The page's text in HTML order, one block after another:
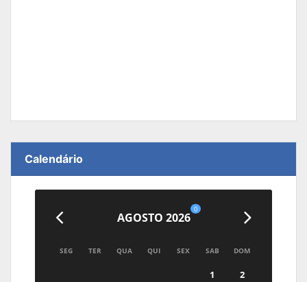
Calendário
AGOSTO 2026
0
SEG TER QUA QUI SEX SAB DOM
1
2